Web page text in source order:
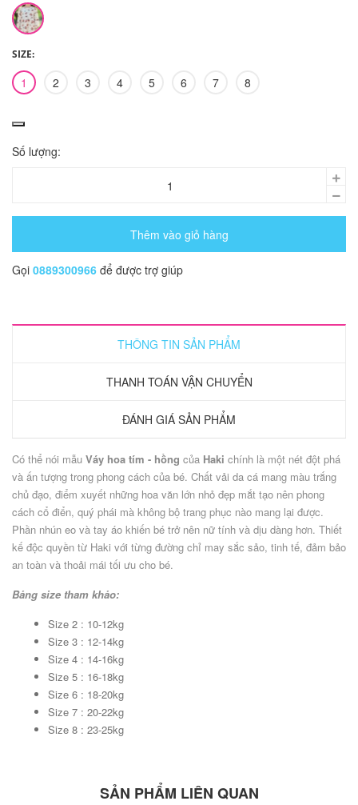
SIZE:
1 2 3 4 5 6 7 8
Số lượng:
Thêm vào giỏ hàng
Gọi 0889300966 để được trợ giúp
THÔNG TIN SẢN PHẨM
THANH TOÁN VẬN CHUYỂN
ĐÁNH GIÁ SẢN PHẨM
Có thể nói mẫu Váy hoa tím - hồng của Haki chính là một nét đột phá
và ấn tượng trong phong cách của bé. Chất vải da cá mang màu trắng
chủ đạo, điểm xuyết những hoa văn lớn nhỏ đẹp mắt tạo nên phong
cách cổ điển, quý phái mà không bộ trang phục nào mang lại được.
Phần nhún eo và tay áo khiến bé trở nên nữ tính và dịu dàng hơn. Thiết
kế độc quyền từ Haki với từng đường chỉ may sắc sảo, tinh tế, đảm bảo
an toàn và thoải mái tối ưu cho bé.
Bảng size tham khảo:
Size 2 : 10-12kg
Size 3 : 12-14kg
Size 4 : 14-16kg
Size 5 : 16-18kg
Size 6 : 18-20kg
Size 7 : 20-22kg
Size 8 : 23-25kg
SẢN PHẨM LIÊN QUAN